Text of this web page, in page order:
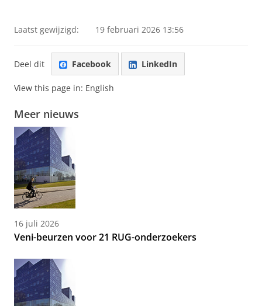
Laatst gewijzigd: 19 februari 2026 13:56
Deel dit Facebook LinkedIn
View this page in: English
Meer nieuws
16 juli 2026
Veni-beurzen voor 21 RUG-onderzoekers